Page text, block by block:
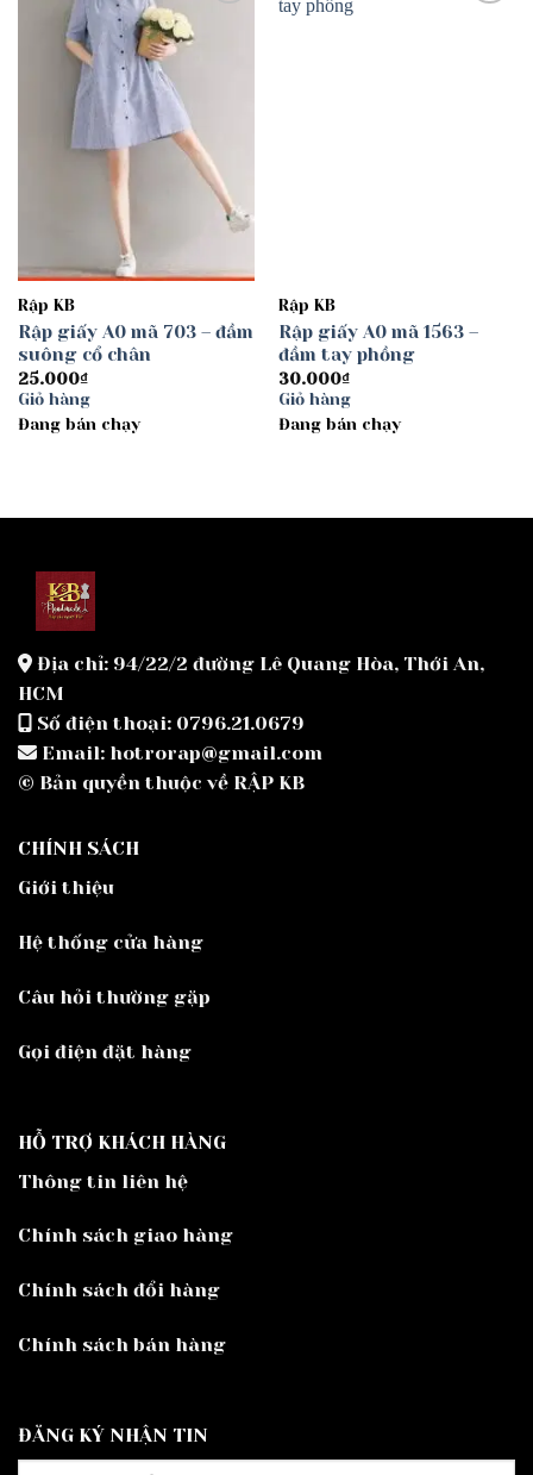
Add to
wishlist
Rập KB
Rập giấy A0 mã 703 – đầm
suông cổ chân
25.000₫
Giỏ hàng
Đang bán chạy
Rập KB
Rập giấy A0 mã 1563 –
đầm tay phồng
30.000₫
Giỏ hàng
Đang bán chạy
Địa chỉ: 94/22/2 đường Lê Quang Hòa, Thới An,
HCM
Số điện thoại: 0796.21.0679
Email: hotrorap@gmail.com
© Bản quyền thuộc về RẬP KB
CHÍNH SÁCH
Giới thiệu
Hệ thống cửa hàng
Câu hỏi thường gặp
Gọi điện đặt hàng
HỖ TRỢ KHÁCH HÀNG
Thông tin liên hệ
Chính sách giao hàng
Chính sách đổi hàng
Chính sách bán hàng
ĐĂNG KÝ NHẬN TIN